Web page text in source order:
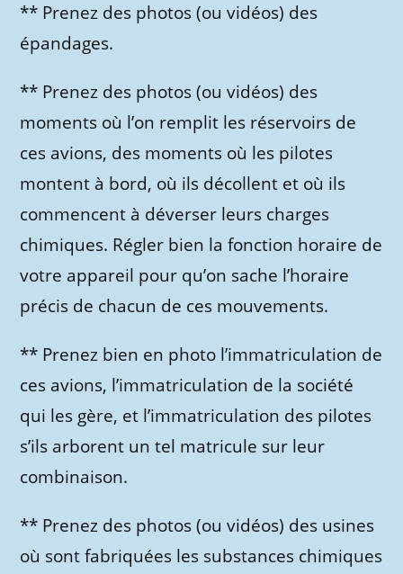
** Prenez des photos (ou vidéos) des
épandages.
** Prenez des photos (ou vidéos) des
moments où l’on remplit les réservoirs de
ces avions, des moments où les pilotes
montent à bord, où ils décollent et où ils
commencent à déverser leurs charges
chimiques. Régler bien la fonction horaire de
votre appareil pour qu’on sache l’horaire
précis de chacun de ces mouvements.
** Prenez bien en photo l’immatriculation de
ces avions, l’immatriculation de la société
qui les gère, et l’immatriculation des pilotes
s’ils arborent un tel matricule sur leur
combinaison.
** Prenez des photos (ou vidéos) des usines
où sont fabriquées les substances chimiques